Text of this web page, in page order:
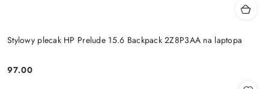
Stylowy plecak HP Prelude 15.6 Backpack 2Z8P3AA na laptopa
Cena:
97.00